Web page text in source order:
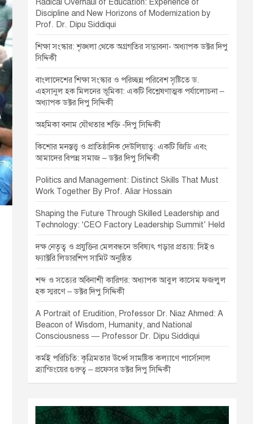
Radical Overhaul of Education: Experience of
Discipline and New Horizons of Modernization by
Prof. Dr. Dipu Siddiqui
শিক্ষা সংস্কার: শৃঙ্খলা থেকে অগ্রগতির সম্ভাবনা- অধ্যাপক ডক্টর দিপু
সিদ্দিকী
বাংলাদেশের শিক্ষা সংস্কার ও পরিচ্ছন্ন পরিবেশ সৃষ্টিতে ড.
এহসানুল হক মিলনের ভূমিকা: একটি বিশ্লেষণাত্মক পর্যালোচনা –
অধ্যাপক ডক্টর দিপু সিদ্দিকী
অহমিকা বনাম যৌথতার শক্তি -দিপু সিদ্দিকী
কিশোর মনস্তত্ত্ব ও প্রাতিষ্ঠানিক দেউলিয়াত্ব: একটি জিডি এবং
আমাদের বিপন্ন সমাজ – ডক্টর দিপু সিদ্দিকী
Politics and Management: Distinct Skills That Must
Work Together By Prof. Aliar Hossain
Shaping the Future Through Skilled Leadership and
Technology: ‘CEO Factory Leadership Summit’ Held
দক্ষ নেতৃত্ব ও প্রযুক্তির মেলবন্ধনে ভবিষ্যৎ গড়ার প্রত্যয়: সিইও
ফ্যাক্টরি লিডারশিপ সামিট অনুষ্ঠিত
শব্দ ও সত্যের অবিনাশী কারিগর: অধ্যাপক আবুল কাসেম ফজলুল
হক স্মরণে – ডক্টর দিপু সিদ্দিকী
A Portrait of Erudition, Professor Dr. Niaz Ahmed: A
Beacon of Wisdom, Humanity, and National
Consciousness — Professor Dr. Dipu Siddiqui
কর্মই পরিচিতি: কৃত্রিমতার ঊর্ধ্বে সামষ্টিক কল্যাণে পার্সোনাল
ব্র্যান্ডিংয়ের গুরুত্ব – প্রফেসর ডক্টর দিপু সিদ্দিকী